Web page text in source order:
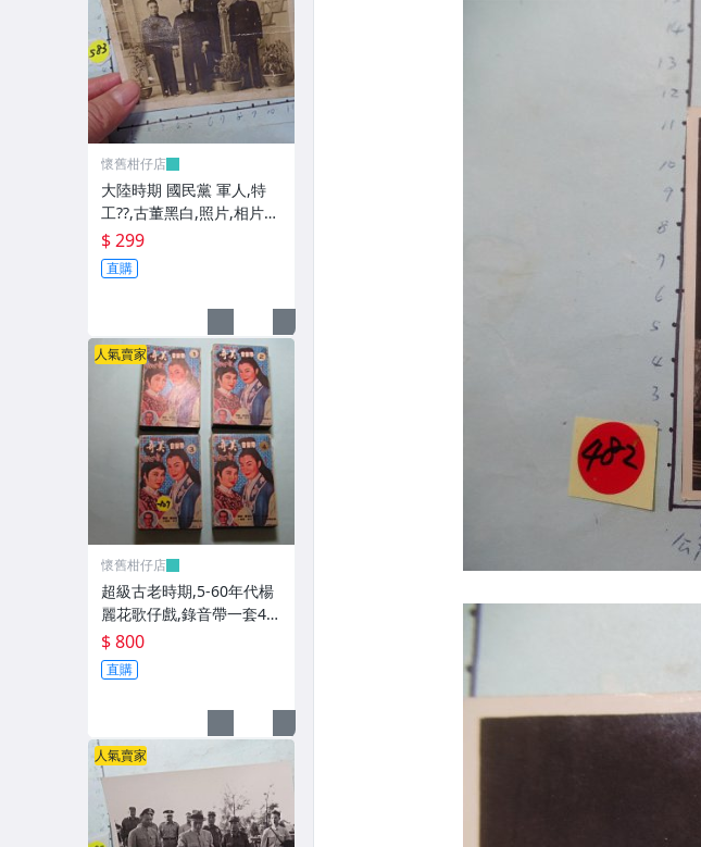
懷舊柑仔店
大陸時期 國民黨 軍人,特
工??,古董黑白,照片,相片
(老兵民國38年從大陸帶來
台灣的) **稀少品6
$ 299
直購
人氣賣家
懷舊柑仔店
超級古老時期,5-60年代楊
麗花歌仔戲,錄音帶一套4卷
**稀少品
$ 800
直購
人氣賣家